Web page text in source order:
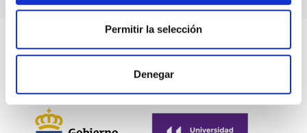
Permitir la selección
Denegar